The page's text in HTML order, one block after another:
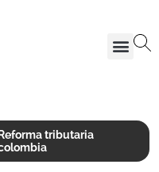
Reforma tributaria